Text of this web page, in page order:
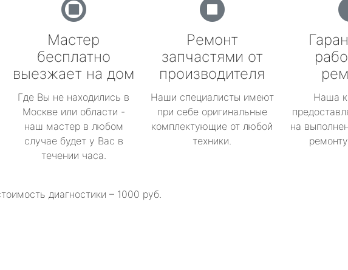
Мастер
бесплатно
выезжает на дом
Где Вы не находились в
Москве или области -
наш мастер в любом
случае будет у Вас в
течении часа.
Ремонт
запчастями от
производителя
Наши специалисты имеют
при себе оригинальные
комплектующие от любой
техники.
Наша
на
диагностики – 1000 руб.